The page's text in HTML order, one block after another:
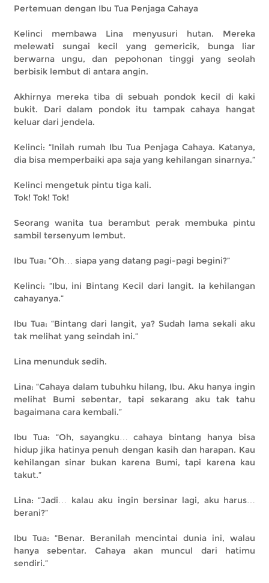
Pertemuan dengan Ibu Tua Penjaga Cahaya
Kelinci membawa Lina menyusuri hutan. Mereka
melewati sungai kecil yang gemericik, bunga liar
berwarna ungu, dan pepohonan tinggi yang seolah
berbisik lembut di antara angin.
Akhirnya mereka tiba di sebuah pondok kecil di kaki
bukit. Dari dalam pondok itu tampak cahaya hangat
keluar dari jendela.
Kelinci: “Inilah rumah Ibu Tua Penjaga Cahaya. Katanya,
dia bisa memperbaiki apa saja yang kehilangan sinarnya.”
Kelinci mengetuk pintu tiga kali.
Tok! Tok! Tok!
Seorang wanita tua berambut perak membuka pintu
sambil tersenyum lembut.
Ibu Tua: “Oh… siapa yang datang pagi-pagi begini?”
Kelinci: “Ibu, ini Bintang Kecil dari langit. Ia kehilangan
cahayanya.”
Ibu Tua: “Bintang dari langit, ya? Sudah lama sekali aku
tak melihat yang seindah ini.”
Lina menunduk sedih.
Lina: “Cahaya dalam tubuhku hilang, Ibu. Aku hanya ingin
melihat Bumi sebentar, tapi sekarang aku tak tahu
bagaimana cara kembali.”
Ibu Tua: “Oh, sayangku… cahaya bintang hanya bisa
hidup jika hatinya penuh dengan kasih dan harapan. Kau
kehilangan sinar bukan karena Bumi, tapi karena kau
takut.”
Lina: “Jadi… kalau aku ingin bersinar lagi, aku harus…
berani?”
Ibu Tua: “Benar. Beranilah mencintai dunia ini, walau
hanya sebentar. Cahaya akan muncul dari hatimu
sendiri.”